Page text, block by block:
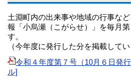
土淵町内の出来事や地域の行事な
報「小烏瀬（こがらせ）」を毎月
す。
（今年度に発行した分を掲載してい
令和４年度第７号（10月６日発
ル]